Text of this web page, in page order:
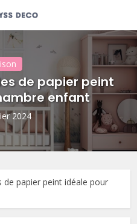
de papier peint
enfant
2024
de papier peint idéale pour